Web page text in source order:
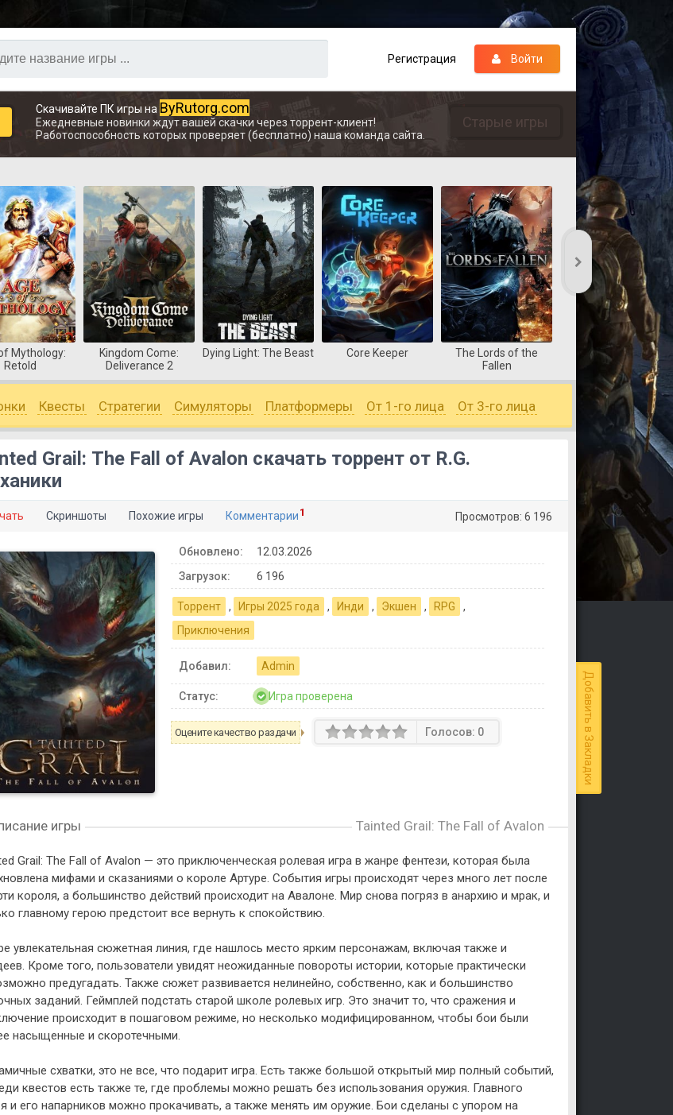
Регистрация Войти
Старые игры
Скачивайте ПК игры на ByRutorg.com
Ежедневные новинки ждут вашей скачки через торрент-клиент!
Работоспособность которых проверяет (бесплатно) наша команда сайта.
Mythology:
Retold
Kingdom Come:
Deliverance 2
Dying Light: The Beast Core Keeper
The Lords of the
Fallen
REANIMAL
Квесты Стратегии Симуляторы Платформеры От 1-го лица От 3-го лица
Добавить в Закладки
Grail: The Fall of Avalon скачать торрент от R.G.
Скриншоты Похожие игры Комментарии 1 Просмотров: 6 196
Обновлено:
12.03.2026
Загрузок:
6 196
Торрент , Игры 2025 года , Инди , Экшен , RPG
,
Приключения
Добавил: Admin
Статус: Игра проверена
Оцените качество раздачи Голосов: 0
игры Tainted Grail: The Fall of Avalon
Grail: The Fall of Avalon — это приключенческая ролевая игра в жанре фентези, которая была
мифами и сказаниями о короле Артуре. События игры происходят через много лет после
короля, а большинство действий происходит на Авалоне. Мир снова погряз в анархию и мрак, и
главному герою предстоит все вернуть к спокойствию.
увлекательная сюжетная линия, где нашлось место ярким персонажам, включая также и
Кроме того, пользователи увидят неожиданные повороты истории, которые практически
предугадать. Также сюжет развивается нелинейно, собственно, как и большинство
заданий. Геймплей подстать старой школе ролевых игр. Это значит то, что сражения и
происходит в пошаговом режиме, но несколько модифицированном, чтобы бои были
насыщенные и скоротечными.
схватки, это не все, что подарит игра. Есть также большой открытый мир полный событий,
квестов есть также те, где проблемы можно решать без использования оружия. Главного
и его напарников можно прокачивать, а также менять им оружие. Бои сделаны с упором на